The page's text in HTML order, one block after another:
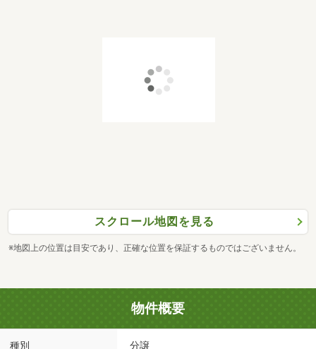
スクロール地図を見る
※地図上の位置は目安であり、正確な位置を保証するものではございません。
物件概要
種別 分譲